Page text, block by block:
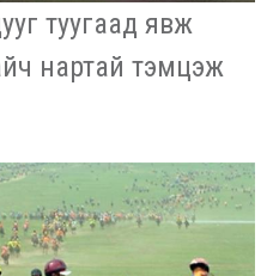
туугаад явж
нартай тэмцэж